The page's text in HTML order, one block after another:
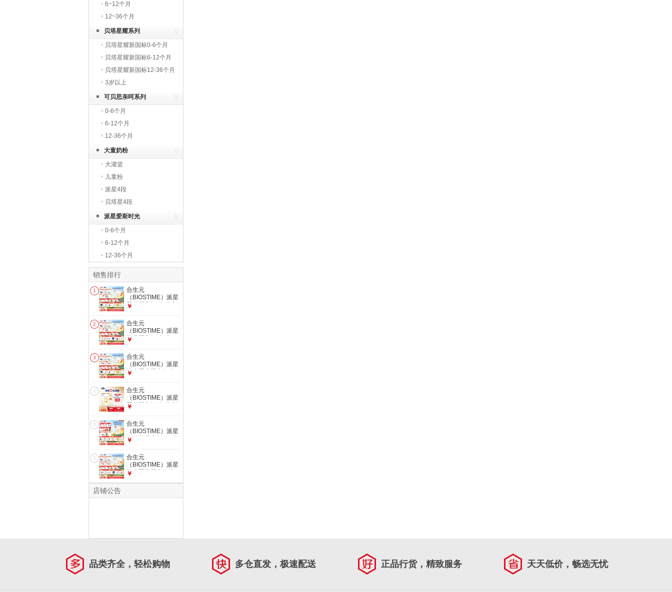
6~12个月
12~36个月
贝塔星耀系列
贝塔星耀新国标0-6个月
贝塔星耀新国标6-12个月
贝塔星耀新国标12-36个月
3岁以上
可贝思亲呵系列
0-6个月
6-12个月
12-36个月
大童奶粉
大灌篮
儿童粉
派星4段
贝塔星4段
派星爱斯时光
0-6个月
6-12个月
12-36个月
销售排行
1
合生元
（BIOSTIME）派星
婴儿配方奶粉1段新
罐 6重HMO+DHA
￥
2
合生元
（BIOSTIME）派星
幼儿配方奶粉3段
罐【新旧随机发货】
￥
3
合生元
（BIOSTIME）派星
较大婴儿配方奶粉2
月)800g1罐 6重
HMO+DHA
￥
4
合生元
（BIOSTIME）派星
婴儿配方奶粉1段新
罐 6重HMO+DHA
￥
5
合生元
（BIOSTIME）派星
学龄前儿童奶粉 4段
罐 自护力/高钙
￥
6
合生元
（BIOSTIME）派星
较大婴儿配方奶粉2
￥
店铺公告
品类齐全，轻松购物 多仓直发，极速配送 正品行货，精致服务 天天低价，畅选无忧